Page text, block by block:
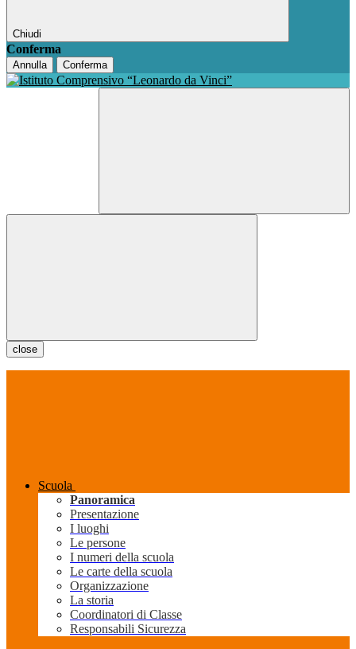
Chiudi
Conferma
Annulla Conferma
close
Scuola
Panoramica
Presentazione
I luoghi
Le persone
I numeri della scuola
Le carte della scuola
Organizzazione
La storia
Coordinatori di Classe
Responsabili Sicurezza